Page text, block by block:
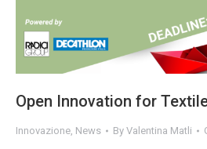
Open Innovation for
Innovazione, News By Valentina Matli